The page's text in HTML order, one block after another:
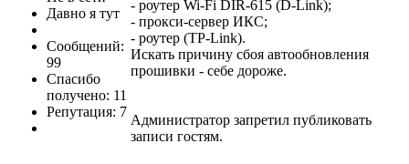
Давно я тут
Сообщений:
99
Спасибо
получено: 11
Репутация: 7
- роутер Wi-Fi DIR-615 (D-Link);
- прокси-сервер ИКС;
- роутер (TP-Link).
Искать причину сбоя автообновления
прошивки - себе дороже.
Администратор запретил публиковать
записи гостям.